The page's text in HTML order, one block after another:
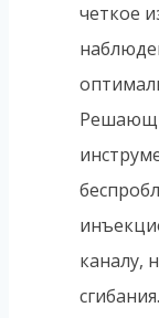
четкое
каналу,